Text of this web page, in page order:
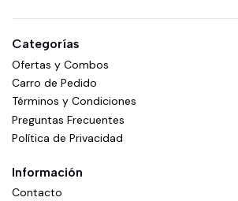
Categorías
Ofertas y Combos
Carro de Pedido
Términos y Condiciones
Preguntas Frecuentes
Política de Privacidad
Información
Contacto